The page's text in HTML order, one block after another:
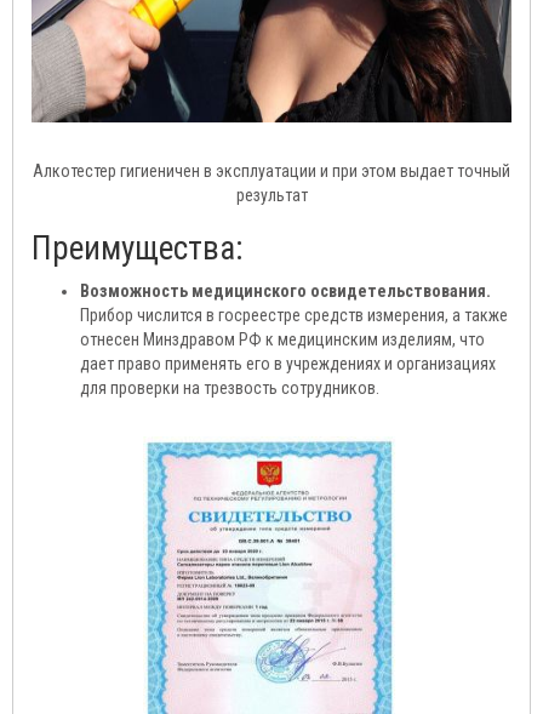
Алкотестер гигиеничен в эксплуатации и при этом выдает точный
результат
Преимущества:
Возможность медицинского освидетельствования.
Прибор числится в госреестре средств измерения, а также
отнесен Минздравом РФ к медицинским изделиям, что
дает право применять его в учреждениях и организациях
для проверки на трезвость сотрудников.